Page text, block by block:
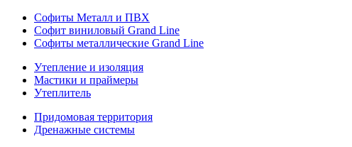
Софиты Металл и ПВХ
Софит виниловый Grand Line
Софиты металлические Grand Line
Утепление и изоляция
Мастики и праймеры
Утеплитель
Придомовая территория
Дренажные системы